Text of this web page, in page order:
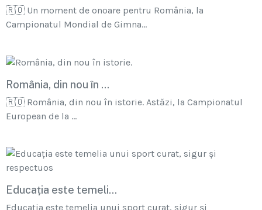
🇷🇴 Un moment de onoare pentru România, la
Campionatul Mondial de Gimna...
România, din nou în ...
🇷🇴 România, din nou în istorie. Astăzi, la Campionatul
European de la ...
Educația este temeli...
Educația este temelia unui sport curat, sigur și